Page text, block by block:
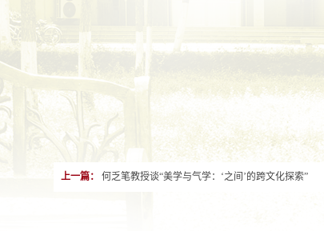
上一篇： 何乏笔教授谈“美学与气学：‘之间’的跨文化探索”